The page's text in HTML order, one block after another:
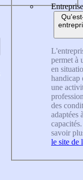
permet à
en
handicap
une
des
adaptées
savoir
le site de